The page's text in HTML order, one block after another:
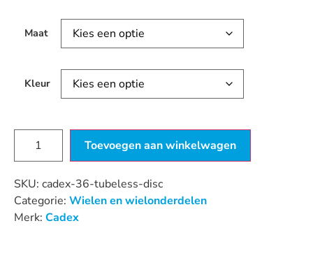
Maat
Kleur
Toevoegen aan winkelwagen
SKU: cadex-36-tubeless-disc
Categorie: Wielen en wielonderdelen
Merk: Cadex